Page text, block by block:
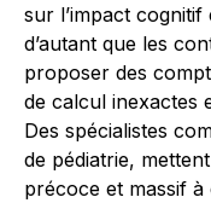
sur l’impact
d’autant que les
proposer des
de calcul inexactes
Des spécialistes
de pédiatrie,
précoce et massif